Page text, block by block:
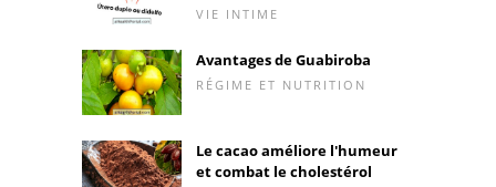
VIE INTIME
Avantages de Guabiroba
RÉGIME ET NUTRITION
Le cacao améliore l'humeur
et combat le cholestérol